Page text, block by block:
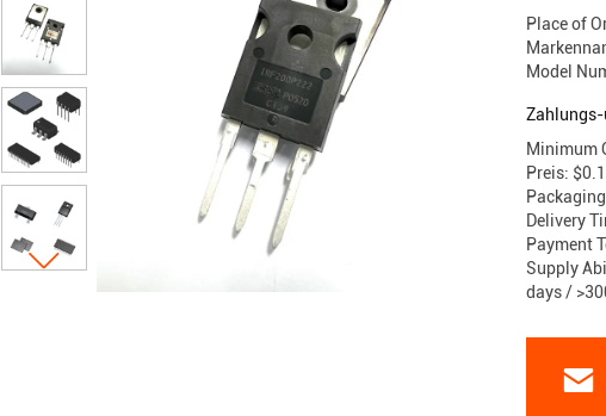
Place of
Model
Minimum
Preis:
Delivery
Payment
Supply
days /